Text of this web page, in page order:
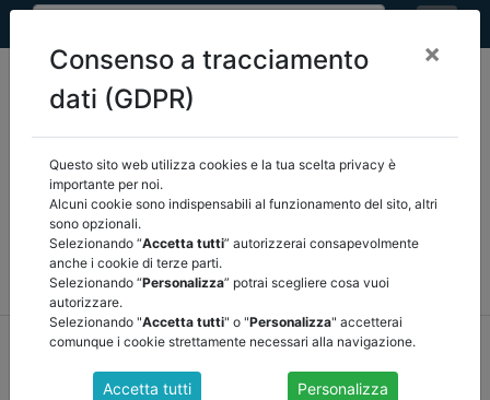
Seleziona una categoria:
COMUNICAZIONI
RASSEGNA STAMPA VEDI TUTTE
home notizie comunicazioni/torna indietro
Consenso a tracciamento
dati (GDPR)
×
Questo sito web utilizza cookies e la tua scelta privacy è
importante per noi.
Alcuni cookie sono indispensabili al funzionamento del sito, altri
sono opzionali.
Selezionando “Accetta tutti” autorizzerai consapevolmente
anche i cookie di terze parti.
Selezionando “Personalizza” potrai scegliere cosa vuoi
autorizzare.
Selezionando "Accetta tutti" o "Personalizza" accetterai
comunque i cookie strettamente necessari alla navigazione.
Accetta tutti Personalizza